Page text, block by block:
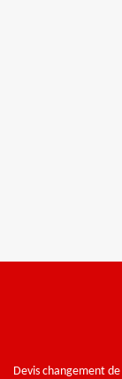
Devis changement